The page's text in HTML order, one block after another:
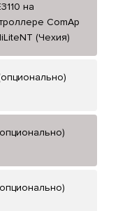
на
ComAp
(Чехия)